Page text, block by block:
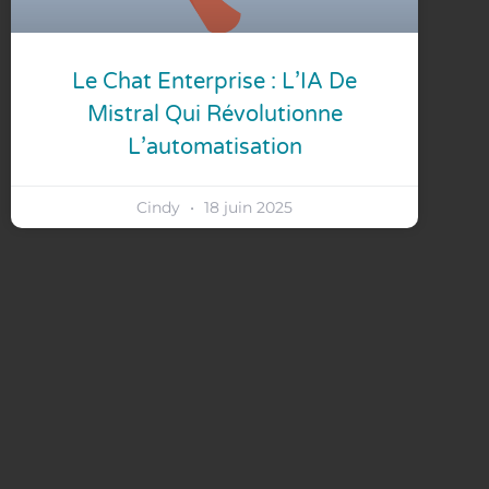
Le Chat Enterprise : L’IA De
Mistral Qui Révolutionne
L’automatisation
Cindy 18 juin 2025